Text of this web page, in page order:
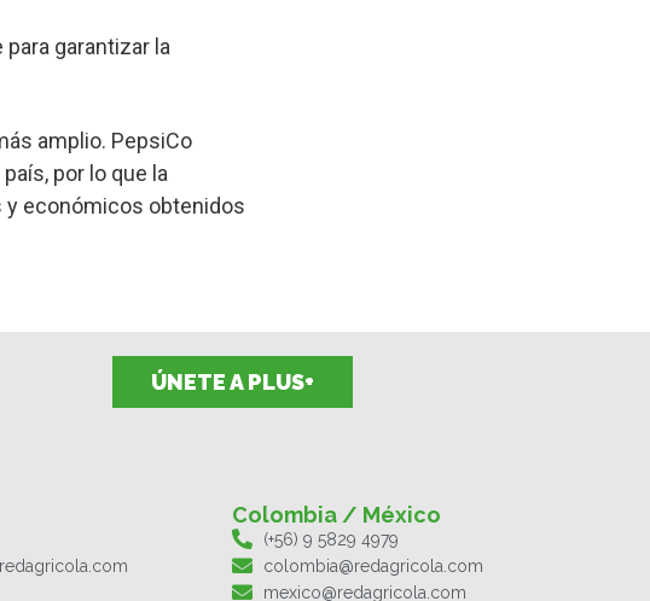
garantizar la
amplio. PepsiCo
por lo que la
y económicos obtenidos
ÚNETE A PLUS+
Colombia / México
(+56) 9 5829 4979
colombia@redagricola.com
mexico@redagricola.com